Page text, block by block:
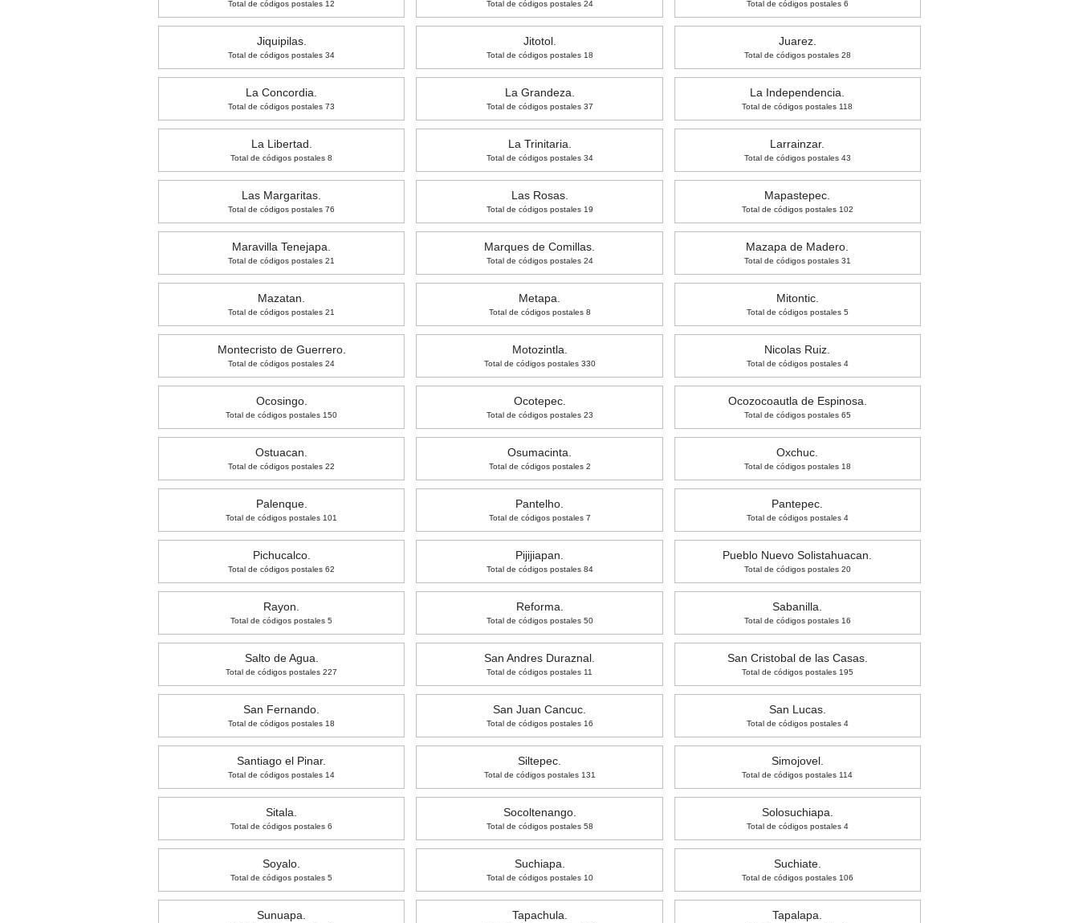
Total de códigos postales 12 Total de códigos postales 24 Total de códigos postales 6
Jiquipilas.
Total de códigos postales 34
Jitotol.
Total de códigos postales 18
Juarez.
Total de códigos postales 28
La Concordia.
Total de códigos postales 73
La Grandeza.
Total de códigos postales 37
La Independencia.
Total de códigos postales 118
La Libertad.
Total de códigos postales 8
La Trinitaria.
Total de códigos postales 34
Larrainzar.
Total de códigos postales 43
Las Margaritas.
Total de códigos postales 76
Las Rosas.
Total de códigos postales 19
Mapastepec.
Total de códigos postales 102
Maravilla Tenejapa.
Total de códigos postales 21
Marques de Comillas.
Total de códigos postales 24
Mazapa de Madero.
Total de códigos postales 31
Mazatan.
Total de códigos postales 21
Metapa.
Total de códigos postales 8
Mitontic.
Total de códigos postales 5
Montecristo de Guerrero.
Total de códigos postales 24
Motozintla.
Total de códigos postales 330
Nicolas Ruiz.
Total de códigos postales 4
Ocosingo.
Total de códigos postales 150
Ocotepec.
Total de códigos postales 23
Ocozocoautla de Espinosa.
Total de códigos postales 65
Ostuacan.
Total de códigos postales 22
Osumacinta.
Total de códigos postales 2
Oxchuc.
Total de códigos postales 18
Palenque.
Total de códigos postales 101
Pantelho.
Total de códigos postales 7
Pantepec.
Total de códigos postales 4
Pichucalco.
Total de códigos postales 62
Pijijiapan.
Total de códigos postales 84
Pueblo Nuevo Solistahuacan.
Total de códigos postales 20
Rayon.
Total de códigos postales 5
Reforma.
Total de códigos postales 50
Sabanilla.
Total de códigos postales 16
Salto de Agua.
Total de códigos postales 227
San Andres Duraznal.
Total de códigos postales 11
San Cristobal de las Casas.
Total de códigos postales 195
San Fernando.
Total de códigos postales 18
San Juan Cancuc.
Total de códigos postales 16
San Lucas.
Total de códigos postales 4
Santiago el Pinar.
Total de códigos postales 14
Siltepec.
Total de códigos postales 131
Simojovel.
Total de códigos postales 114
Sitala.
Total de códigos postales 6
Socoltenango.
Total de códigos postales 58
Solosuchiapa.
Total de códigos postales 4
Soyalo.
Total de códigos postales 5
Suchiapa.
Total de códigos postales 10
Suchiate.
Total de códigos postales 106
Sunuapa. Tapachula. Tapalapa.